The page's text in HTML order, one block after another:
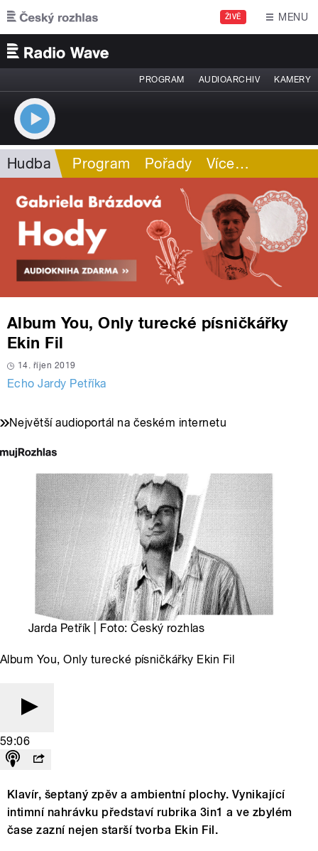
Přejít k hlavnímu obsahu
ŽIVĚ MENU
PROGRAM AUDIOARCHIV KAMERY
Hudba Program Pořady Více…
Album You, Only turecké písničkářky
Ekin Fil
14. říjen 2019
Echo Jardy Petříka
Největší audioportál na českém internetu
Jarda Petřík | Foto: Český rozhlas
Album You, Only turecké písničkářky Ekin Fil
59:06
Klavír, šeptaný zpěv a ambientní plochy. Vynikající
intimní nahrávku představí rubrika 3in1 a ve zbylém
čase zazní nejen starší tvorba Ekin Fil.